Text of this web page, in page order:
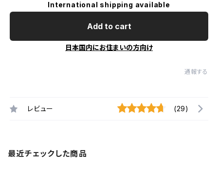
International shipping available
Add to cart
日本国内にお住まいの方向け
通報する
レビュー (29)
最近チェックした商品